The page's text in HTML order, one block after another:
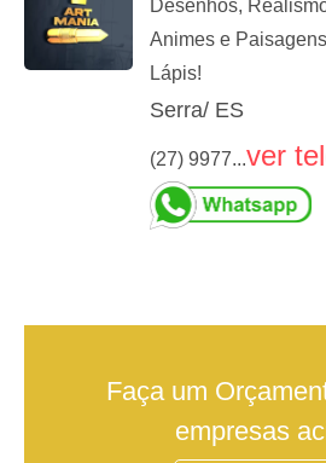
Desenhos,
Animes e
Lápis!
Serra/ ES
(27) 9977...ver
Faça um
empresas